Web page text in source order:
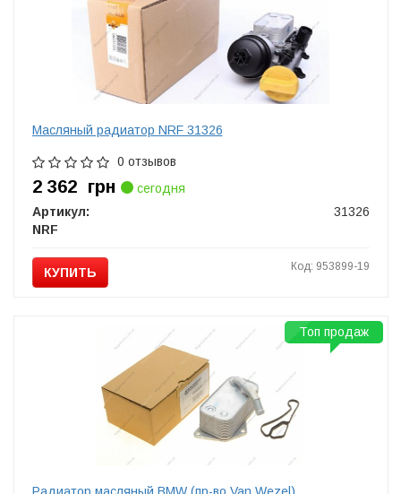
Масляный радиатор NRF 31326
0 отзывов
2 362 грн
сегодня
Артикул:
31326
NRF
КУПИТЬ Код: 953899-19
Топ продаж